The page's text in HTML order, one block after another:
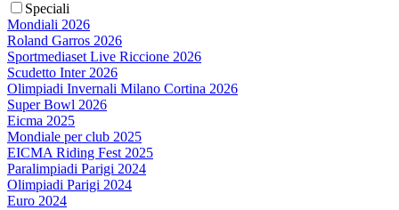
Speciali
Mondiali 2026
Roland Garros 2026
Sportmediaset Live Riccione 2026
Scudetto Inter 2026
Olimpiadi Invernali Milano Cortina 2026
Super Bowl 2026
Eicma 2025
Mondiale per club 2025
EICMA Riding Fest 2025
Paralimpiadi Parigi 2024
Olimpiadi Parigi 2024
Euro 2024